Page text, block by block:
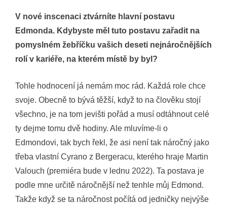
V nové inscenaci ztvárníte hlavní postavu
Edmonda. Kdybyste měl tuto postavu zařadit na
pomyslném žebříčku vašich deseti nejnáročnějších
rolí v kariéře, na kterém místě by byl?
Tohle hodnocení já nemám moc rád. Každá role chce
svoje. Obecně to bývá těžší, když to na člověku stojí
všechno, je na tom jevišti pořád a musí odtáhnout celé
ty dejme tomu dvě hodiny. Ale mluvíme-li o
Edmondovi, tak bych řekl, že asi není tak náročný jako
třeba vlastní Cyrano z Bergeracu, kterého hraje Martin
Valouch (premiéra bude v lednu 2022). Ta postava je
podle mne určitě náročnější než tenhle můj Edmond.
Takže když se ta náročnost počítá od jedničky nejvýše